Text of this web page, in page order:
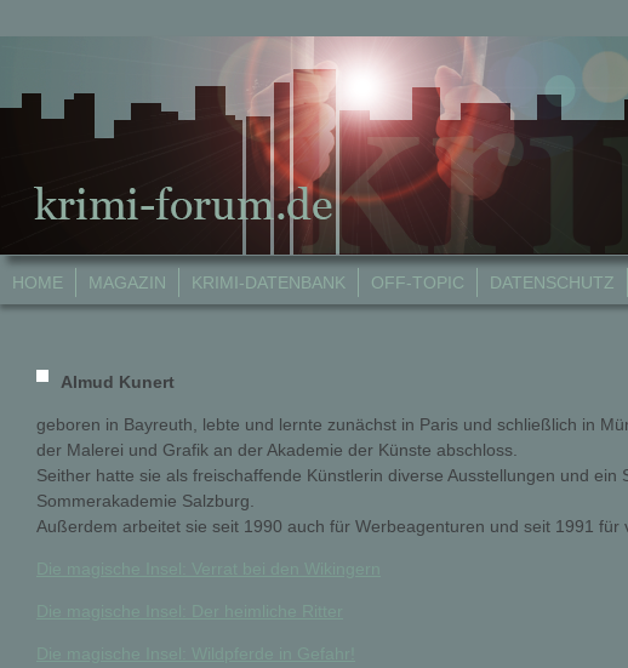
HOME MAGAZIN KRIMI-DATENBANK OFF-TOPIC DATENSCHUTZ
Almud Kunert
geboren in Bayreuth, lebte und lernte zunächst in Paris und schließlich in
der Malerei und Grafik an der Akademie der Künste abschloss.
Seither hatte sie als freischaffende Künstlerin diverse Ausstellungen und ein
Sommerakademie Salzburg.
Außerdem arbeitet sie seit 1990 auch für Werbeagenturen und seit 1991 für
Die magische Insel: Der heimliche Ritter